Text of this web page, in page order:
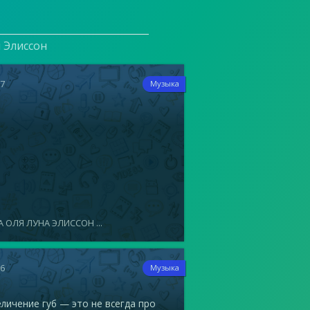
Музыка
ОЛЯ ЛУНА ЭЛИССОН ...
Музыка
губ — это не всегда про